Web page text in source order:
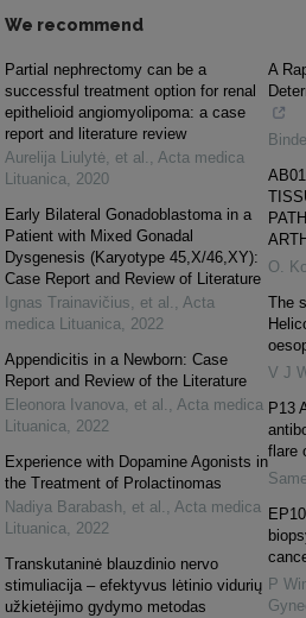
We recommend
Partial nephrectomy can be a
successful treatment option for renal
epithelioid angiomyolipoma: a case
report and literature review
Aurelija Liulytė, et al. , Acta medica
Lituanica, 2020
Early Bilateral Gonadoblastoma in a
Patient with Mixed Gonadal
Dysgenesis (Karyotype 45,X/46,XY):
Case Report and Review of Literature
Ignas Trainavičius, et al. , Acta
medica Lituanica, 2022
Appendicitis in a Newborn: Case
Report and Review of the Literature
Eleonora Ivanova, et al. , Acta medica
Lituanica, 2022
Experience with Dopamine Agonists in
the Treatment of Prolactinomas
Nadiya Barabash, et al. , Acta medica
Lituanica, 2022
Transkutaninė blauzdinio nervo
stimuliacija – efektyvus lėtinio vidurių
užkietėjimo gydymo metodas
A
O.
The
V J
P13
flare
P